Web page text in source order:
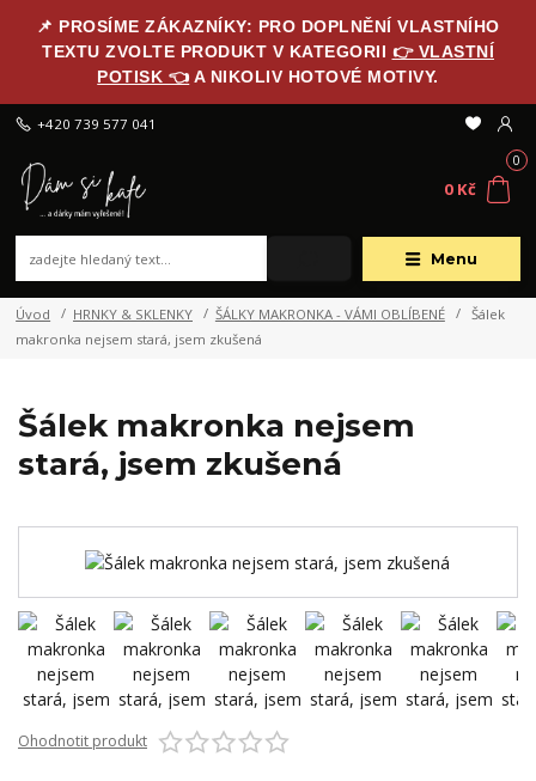
📌 PROSÍME ZÁKAZNÍKY: PRO DOPLNĚNÍ VLASTNÍHO
TEXTU ZVOLTE PRODUKT V KATEGORII 👉 VLASTNÍ
POTISK 👈 A NIKOLIV HOTOVÉ MOTIVY.
Menu
+420 739 577 041
0
0 Kč
Úvod HRNKY & SKLENKY ŠÁLKY MAKRONKA - VÁMI OBLÍBENÉ
Šálek
makronka nejsem stará, jsem zkušená
Šálek makronka nejsem
stará, jsem zkušená
Ohodnotit produkt